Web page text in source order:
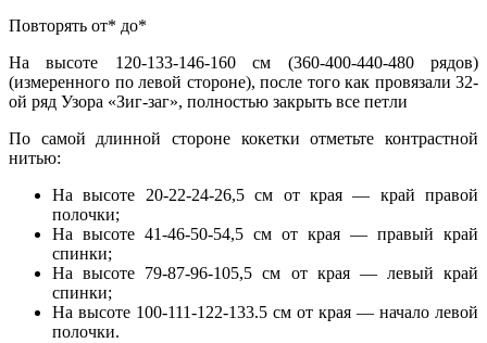
Повторять от* до*
На высоте 120-133-146-160 см (360-400-440-480 рядов)
(измеренного по левой стороне), после того как провязали 32-
ой ряд Узора «Зиг-заг», полностью закрыть все петли
По самой длинной стороне кокетки отметьте контрастной
нитью:
На высоте 20-22-24-26,5 см от края — край правой
полочки;
На высоте 41-46-50-54,5 см от края — правый край
спинки;
На высоте 79-87-96-105,5 см от края — левый край
спинки;
На высоте 100-111-122-133.5 см от края — начало левой
полочки.